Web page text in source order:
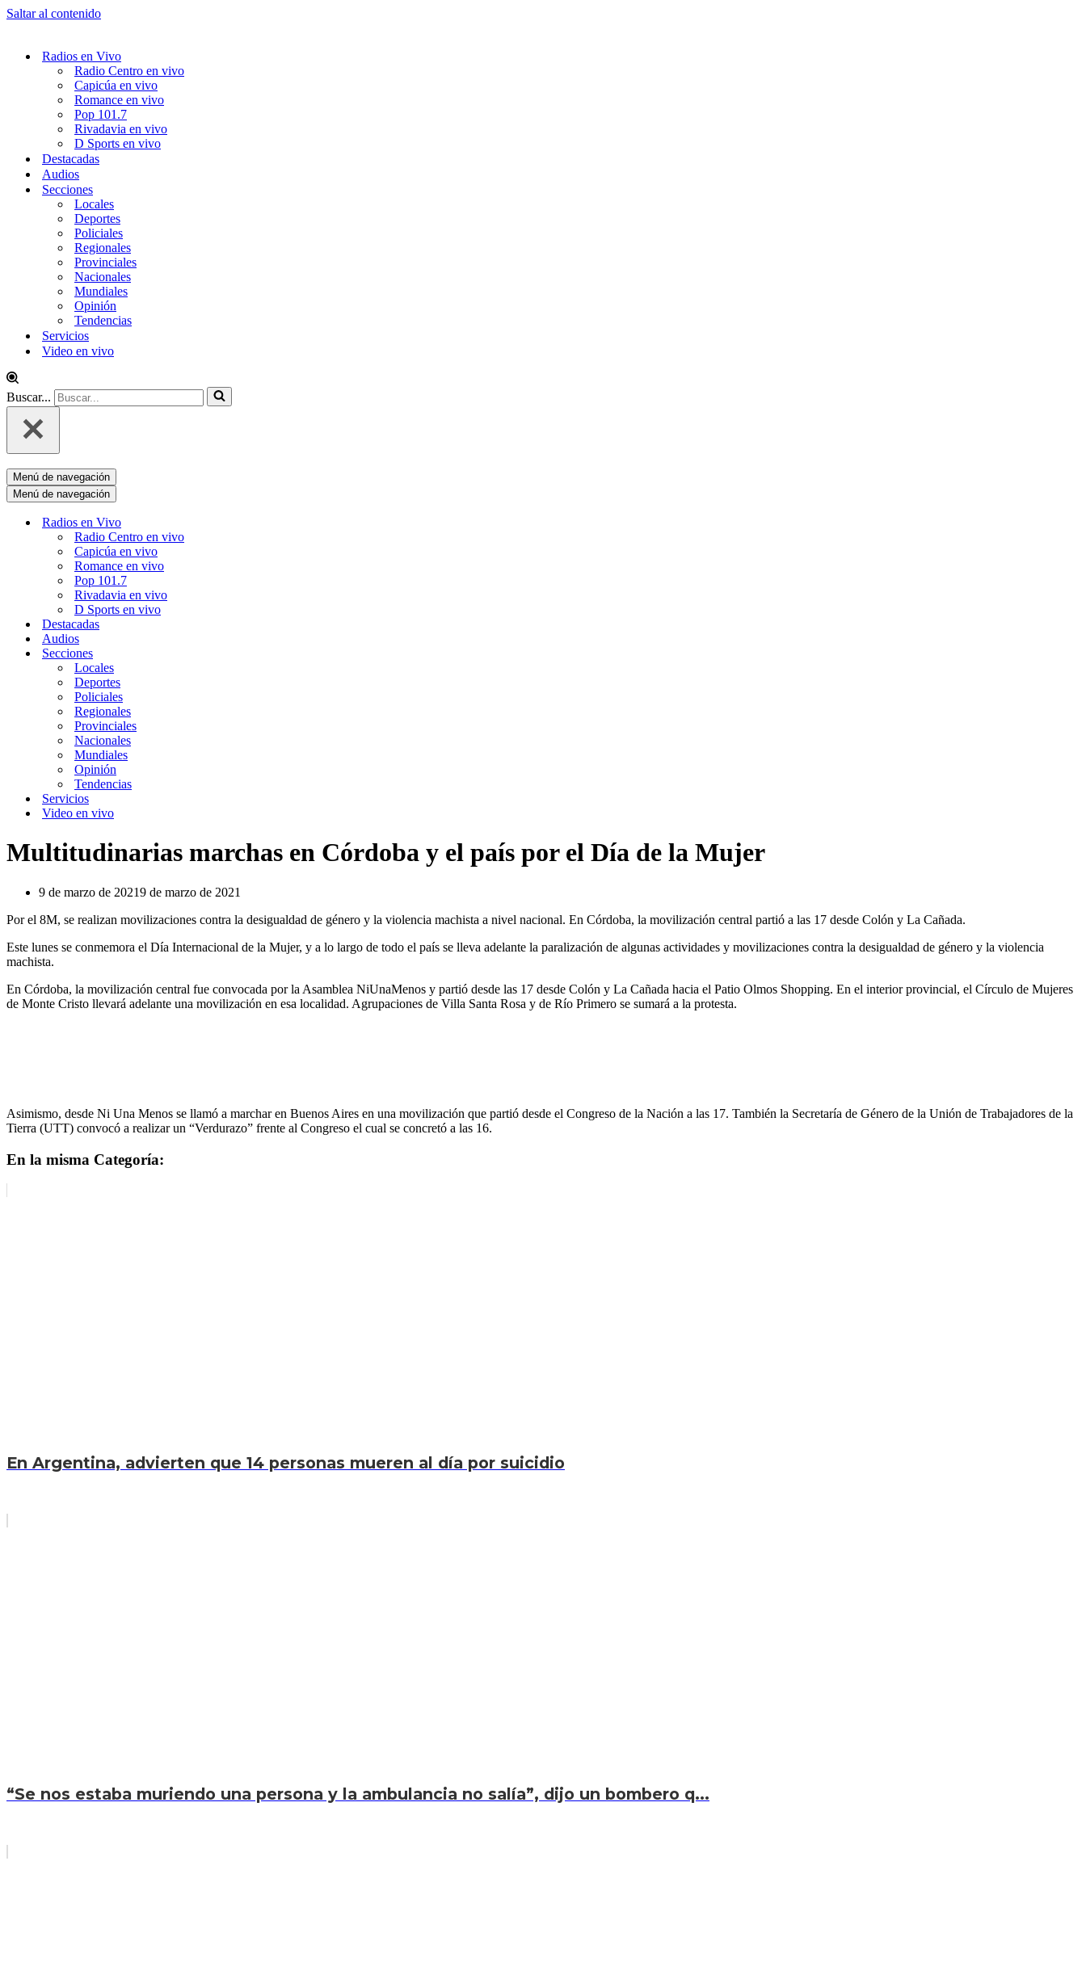
Saltar al contenido
Radios en Vivo
Radio Centro en vivo
Capicúa en vivo
Romance en vivo
Pop 101.7
Rivadavia en vivo
D Sports en vivo
Destacadas
Audios
Secciones
Locales
Deportes
Policiales
Regionales
Provinciales
Nacionales
Mundiales
Opinión
Tendencias
Servicios
Video en vivo
Buscar...
Menú de navegación
Menú de navegación
Radios en Vivo
Radio Centro en vivo
Capicúa en vivo
Romance en vivo
Pop 101.7
Rivadavia en vivo
D Sports en vivo
Destacadas
Audios
Secciones
Locales
Deportes
Policiales
Regionales
Provinciales
Nacionales
Mundiales
Opinión
Tendencias
Servicios
Video en vivo
Multitudinarias marchas en Córdoba y el país por el Día de la Mujer
9 de marzo de 20219 de marzo de 2021
Por el 8M, se realizan movilizaciones contra la desigualdad de género y la violencia machista a nivel nacional. En Córdoba, la movilización central partió a las 17 desde Colón y La Cañada.
Este lunes se conmemora el Día Internacional de la Mujer, y a lo largo de todo el país se lleva adelante la paralización de algunas actividades y movilizaciones contra la desigualdad de género y la violencia
machista.
En Córdoba, la movilización central fue convocada por la Asamblea NiUnaMenos y partió desde las 17 desde Colón y La Cañada hacia el Patio Olmos Shopping. En el interior provincial, el Círculo de Mujeres
de Monte Cristo llevará adelante una movilización en esa localidad. Agrupaciones de Villa Santa Rosa y de Río Primero se sumará a la protesta.
Asimismo, desde Ni Una Menos se llamó a marchar en Buenos Aires en una movilización que partió desde el Congreso de la Nación a las 17. También la Secretaría de Género de la Unión de Trabajadores de la
Tierra (UTT) convocó a realizar un “Verdurazo” frente al Congreso el cual se concretó a las 16.
En la misma Categoría:
En Argentina, advierten que 14 personas mueren al día por suicidio
“Se nos estaba muriendo una persona y la ambulancia no salía”, dijo un bombero q...